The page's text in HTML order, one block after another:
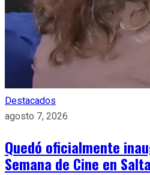
Destacados
agosto 7, 2026
Quedó oficialmente
Semana de Cine en Salta